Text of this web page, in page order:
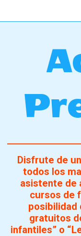
Disfrute de
todos los
asistente de
cursos de
posibilidad
gratuitos
infantiles” o